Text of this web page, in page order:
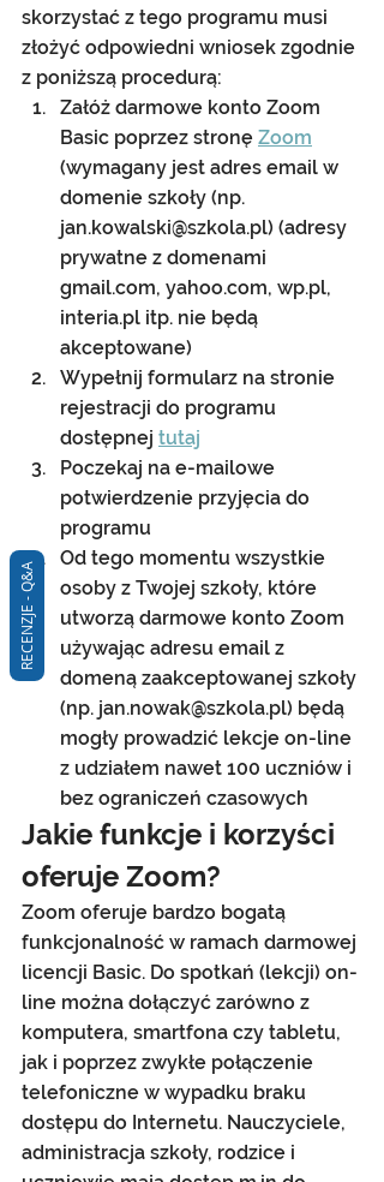
skorzystać z tego programu musi
złożyć odpowiedni wniosek zgodnie
z poniższą procedurą:
Załóż darmowe konto Zoom
Basic poprzez stronę Zoom
(wymagany jest adres email w
domenie szkoły (np.
jan.kowalski@szkola.pl) (adresy
prywatne z domenami
gmail.com, yahoo.com, wp.pl,
interia.pl itp. nie będą
akceptowane)
Wypełnij formularz na stronie
rejestracji do programu
dostępnej tutaj
Poczekaj na e-mailowe
potwierdzenie przyjęcia do
programu
Od tego momentu wszystkie
osoby z Twojej szkoły, które
utworzą darmowe konto Zoom
używając adresu email z
domeną zaakceptowanej szkoły
(np. jan.nowak@szkola.pl) będą
mogły prowadzić lekcje on-line
z udziałem nawet 100 uczniów i
bez ograniczeń czasowych
Jakie funkcje i korzyści
oferuje Zoom?
Zoom oferuje bardzo bogatą
funkcjonalność w ramach darmowej
licencji Basic. Do spotkań (lekcji) on-
line można dołączyć zarówno z
komputera, smartfona czy tabletu,
jak i poprzez zwykłe połączenie
telefoniczne w wypadku braku
dostępu do Internetu. Nauczyciele,
administracja szkoły, rodzice i
RECENZJE - Q&A